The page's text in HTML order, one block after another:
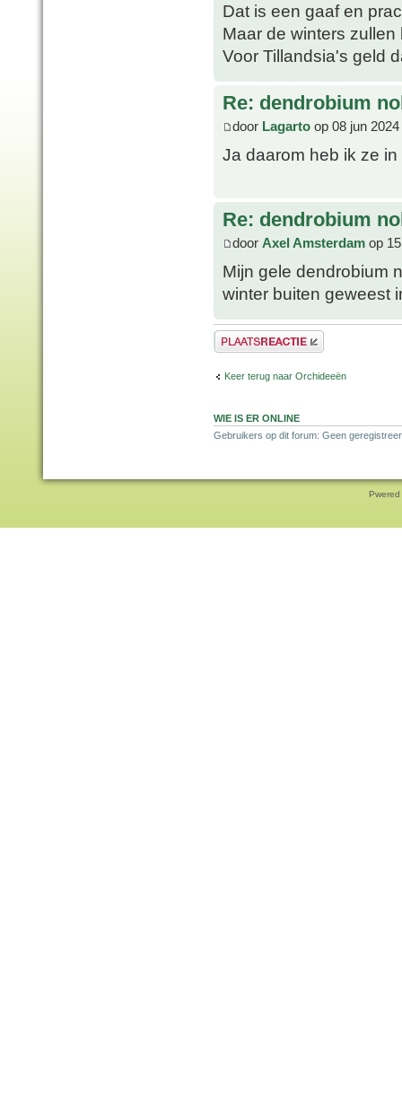
Dat is een gaaf en
Maar de winters
Voor Tillandsia's geld
Re: dendrobium
door Lagarto op 08 jun
Ja daarom heb ik ze
Re: dendrobium
door Axel Amsterdam op
Mijn gele dendrobium
winter buiten geweest
Plaats een reactie
Keer terug naar Orchideeën
WIE IS ER ONLINE
Gebruikers op dit forum: Geen